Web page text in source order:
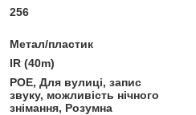
256
Метал/пластик
IR (40m)
POE, Для вулиці, запис
звуку, можливість нічного
знімання, Розумна